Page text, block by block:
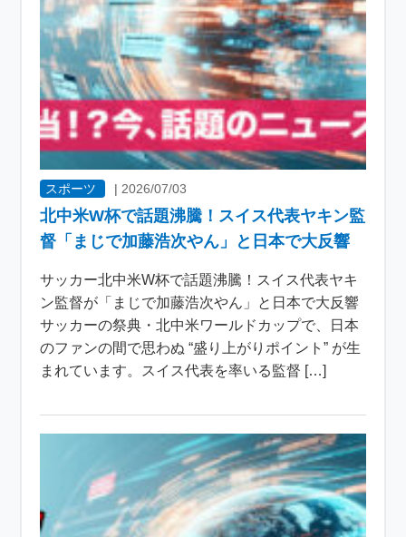
スポーツ | 2026/07/03
北中米W杯で話題沸騰！スイス代表ヤキン監
督「まじで加藤浩次やん」と日本で大反響
サッカー北中米W杯で話題沸騰！スイス代表ヤキ
ン監督が「まじで加藤浩次やん」と日本で大反響
サッカーの祭典・北中米ワールドカップで、日本
のファンの間で思わぬ “盛り上がりポイント” が生
まれています。スイス代表を率いる監督 […]